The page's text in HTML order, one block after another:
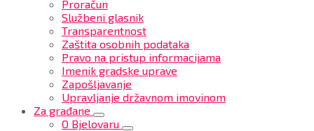
Proračun
Službeni glasnik
Transparentnost
Zaštita osobnih podataka
Pravo na pristup informacijama
Imenik gradske uprave
Zapošljavanje
Upravljanje državnom imovinom
Za građane
O Bjelovaru